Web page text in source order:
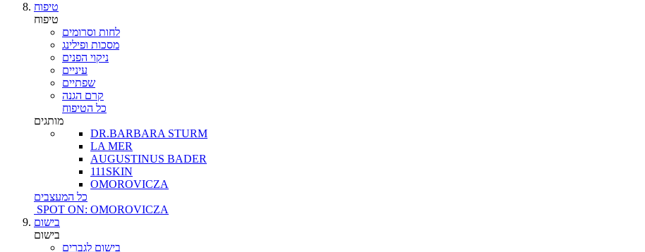
טיפוח
טיפוח
לחות וסרומים
מסכות ופילינג
ניקוי הפנים
עיניים
שפתיים
קרם הגנה
כל הטיפוח
מותגים
DR.BARBARA STURM
LA MER
AUGUSTINUS BADER
111SKIN
OMOROVICZA
כל המעצבים
SPOT ON: OMOROVICZA
בישום
בישום
בישום לגברים